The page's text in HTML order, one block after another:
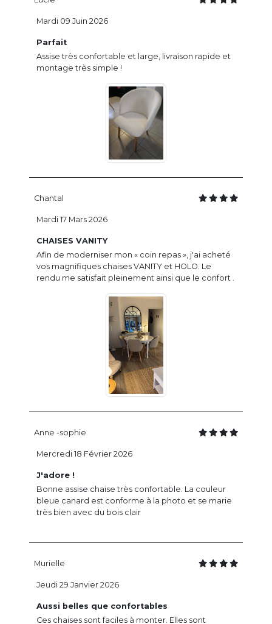
Parfait
Assise très confortable et large, livraison rapide et
montage très simple !
Mardi 09 Juin 2026
Chantal
CHAISES VANITY
Afin de moderniser mon « coin repas », j'ai acheté
vos magnifiques chaises VANITY et HOLO. Le
rendu me satisfait pleinement ainsi que le confort .
Mardi 17 Mars 2026
Anne -sophie
J'adore !
Bonne assise chaise très confortable. La couleur
bleue canard est conforme à la photo et se marie
très bien avec du bois clair
Mercredi 18 Février 2026
Murielle
Aussi belles que confortables
Ces chaises sont faciles à monter. Elles sont
Jeudi 29 Janvier 2026